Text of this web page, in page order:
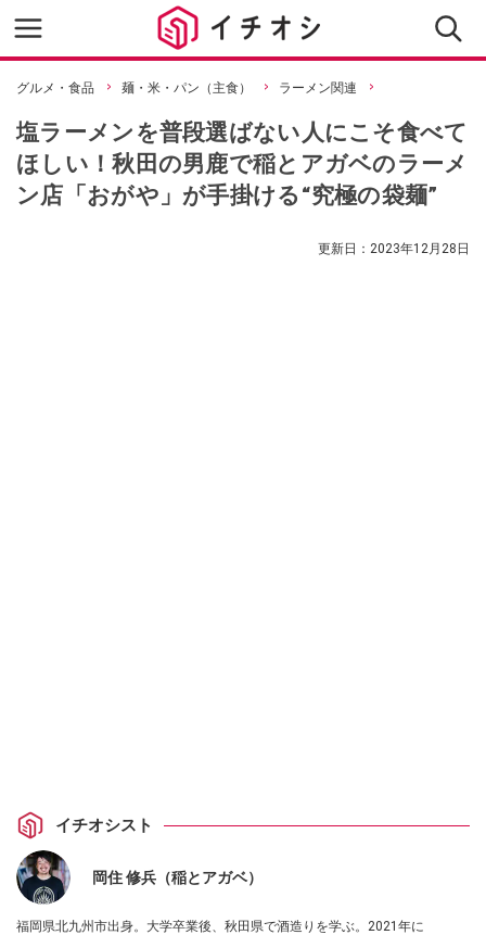
グルメ・食品 麺・米・パン（主食） ラーメン関連
塩ラーメンを普段選ばない人にこそ食べて
ほしい！秋田の男鹿で稲とアガベのラーメ
ン店「おがや」が手掛ける“究極の袋麺”
更新日： 2023年12月28日
イチオシスト
​​岡住 修兵（稲とアガベ）
福岡県北九州市出身。大学卒業後、秋田県で酒造りを学ぶ。2021年に